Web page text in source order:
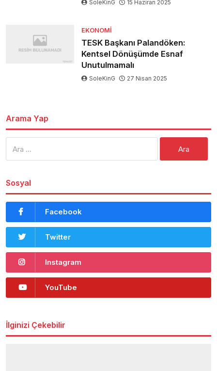
SoleKinG 15 Haziran 2025
EKONOMI
TESK Başkanı Palandöken:
Kentsel Dönüşümde Esnaf
Unutulmamalı
SoleKinG 27 Nisan 2025
Arama Yap
Sosyal
Facebook
Twitter
Instagram
YouTube
İlginizi Çekebilir